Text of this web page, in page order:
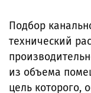
Подбор
технический
из объема
цель которого,